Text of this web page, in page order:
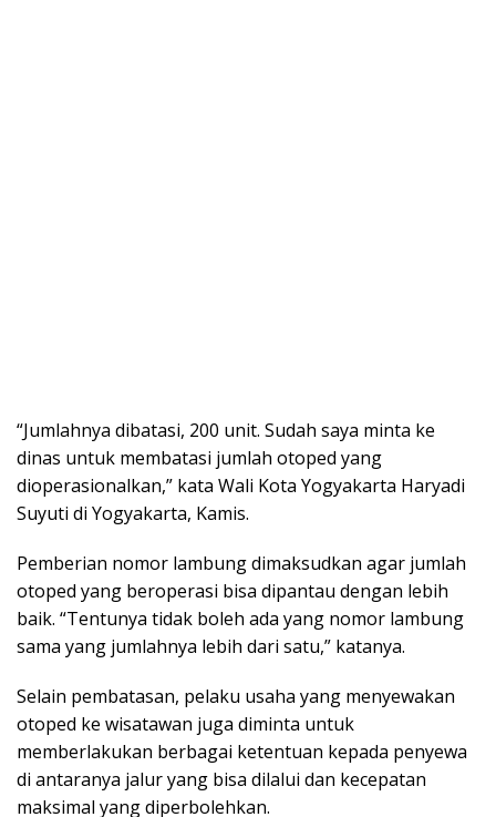
“Jumlahnya dibatasi, 200 unit. Sudah saya minta ke
dinas untuk membatasi jumlah otoped yang
dioperasionalkan,” kata Wali Kota Yogyakarta Haryadi
Suyuti di Yogyakarta, Kamis.
Pemberian nomor lambung dimaksudkan agar jumlah
otoped yang beroperasi bisa dipantau dengan lebih
baik. “Tentunya tidak boleh ada yang nomor lambung
sama yang jumlahnya lebih dari satu,” katanya.
Selain pembatasan, pelaku usaha yang menyewakan
otoped ke wisatawan juga diminta untuk
memberlakukan berbagai ketentuan kepada penyewa
di antaranya jalur yang bisa dilalui dan kecepatan
maksimal yang diperbolehkan.